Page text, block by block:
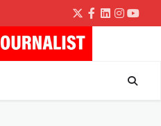
Twitter
Facebook
LinkedIn